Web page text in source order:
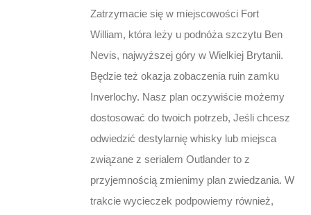
Zatrzymacie się w miejscowości Fort
William, która leży u podnóża szczytu Ben
Nevis, najwyższej góry w Wielkiej Brytanii.
Będzie też okazja zobaczenia ruin zamku
Inverlochy. Nasz plan oczywiście możemy
dostosować do twoich potrzeb, Jeśli chcesz
odwiedzić destylarnię whisky lub miejsca
związane z serialem Outlander to z
przyjemnością zmienimy plan zwiedzania. W
trakcie wycieczek podpowiemy również,